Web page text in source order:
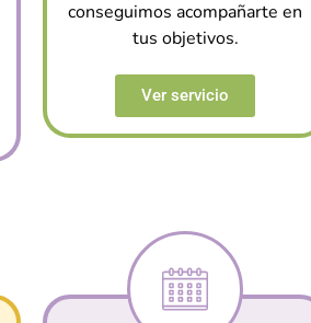
conseguimos acompañarte en
tus objetivos.
Ver servicio